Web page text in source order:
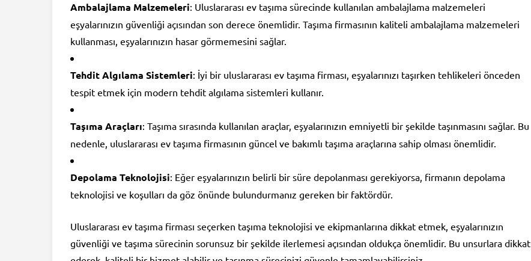
Ambalajlama Malzemeleri: Uluslararası ev taşıma sürecinde kullanılan ambalajlama malzemeleri
eşyalarınızın güvenliği açısından son derece önemlidir. Taşıma firmasının kaliteli ambalajlama malzemeleri
kullanması, eşyalarınızın hasar görmemesini sağlar.
Tehdit Algılama Sistemleri: İyi bir uluslararası ev taşıma firması, eşyalarınızı taşırken tehlikeleri önceden
tespit etmek için modern tehdit algılama sistemleri kullanır.
Taşıma Araçları: Taşıma sırasında kullanılan araçlar, eşyalarınızın emniyetli bir şekilde taşınmasını sağlar. Bu
nedenle, uluslararası ev taşıma firmasının güncel ve bakımlı taşıma araçlarına sahip olması önemlidir.
Depolama Teknolojisi: Eğer eşyalarınızın belirli bir süre depolanması gerekiyorsa, firmanın depolama
teknolojisi ve koşulları da göz önünde bulundurmanız gereken bir faktördür.
Uluslararası ev taşıma firması seçerken taşıma teknolojisi ve ekipmanlarına dikkat etmek, eşyalarınızın
güvenliği ve taşıma sürecinin sorunsuz bir şekilde ilerlemesi açısından oldukça önemlidir. Bu unsurlara dikkat